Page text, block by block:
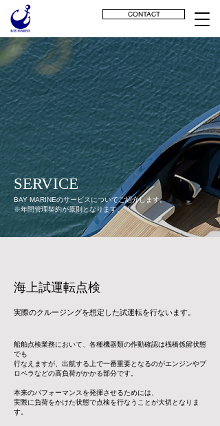
CONTACT
SERVICE
BAY MARINEのサービスについてご紹介します。
※年間管理契約が原則となります。
海上試運転点検
実際のクルージングを想定した試運転を行ないます。
船舶点検業務において、各種機器類の作動確認は桟橋係留状態
でも
行なえますが、出航する上で一番重要となるのがエンジンやプ
ロペラなどの高負荷がかかる部分です。
本来のパフォーマンスを発揮させるためには、
実際に負荷をかけた状態で点検を行なうことが大切となりま
す。